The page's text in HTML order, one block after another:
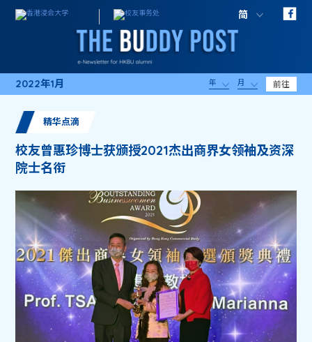
简
2022年1月 年 月 前往
精华点滴
校友曾惠珍博士获颁授2021杰出商界女领袖及资深
院士名衔